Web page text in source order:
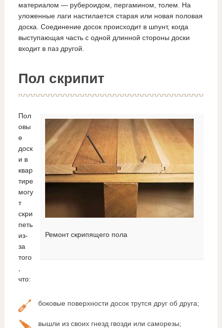
материалом — рубероидом, пергамином, толем. На
уложенные лаги настилается старая или новая половая
доска. Соединение досок происходит в шпунт, когда
выступающая часть с одной длинной стороны доски
входит в паз другой.
Пол скрипит
Ремонт скрипящего пола
Пол
овы
е
доск
и в
квар
тире
могу
т
скри
петь
из-
за
того
что:
боковые поверхности досок трутся друг об друга;
вышли из своих гнезд гвозди или саморезы;